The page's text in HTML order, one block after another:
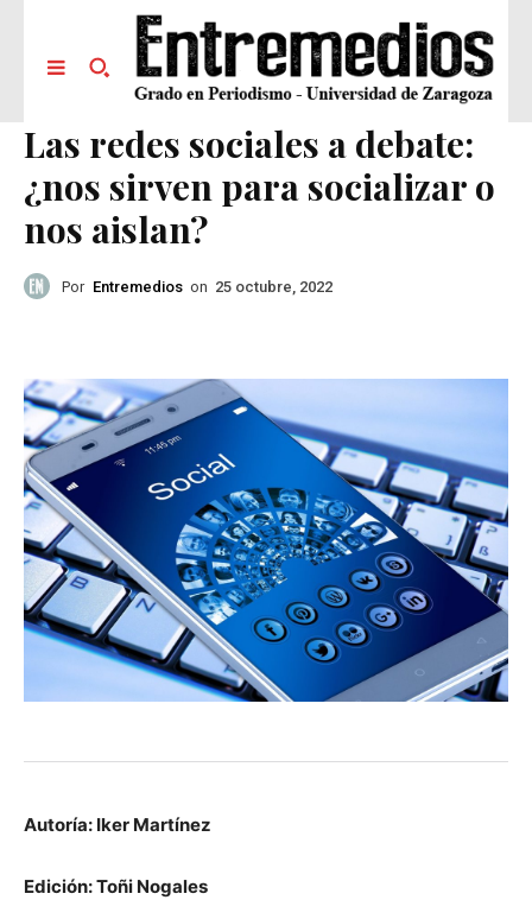
Las redes sociales a debate:
¿nos sirven para socializar o
nos aislan?
Por Entremedios on 25 octubre, 2022
Autoría: Iker Martínez
Edición: Toñi Nogales